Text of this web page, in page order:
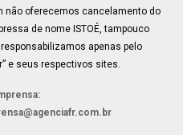
não oferecemos cancelamento do
de nome ISTOÉ, tampouco
apenas pelo
e seus respectivos sites.